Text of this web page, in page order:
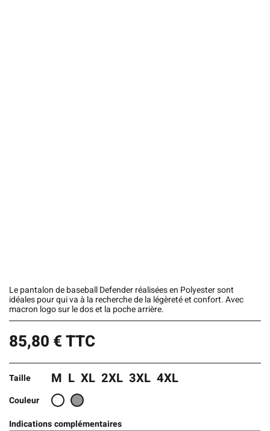
Le pantalon de baseball Defender réalisées en Polyester sont
idéales pour qui va à la recherche de la légèreté et confort. Avec
macron logo sur le dos et la poche arrière.
85,80 €TTC
Taille M L XL 2XL 3XL 4XL
Couleur
Indications complémentaires